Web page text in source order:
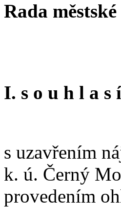
Rada
I. s o u h l a s í
s uzavřením
k. ú. Černý
provedením